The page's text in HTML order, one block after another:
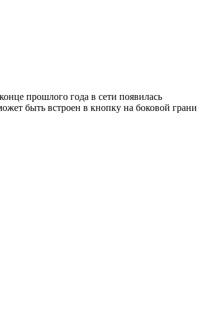
прошлого года в сети появилась
быть встроен в кнопку на боковой грани